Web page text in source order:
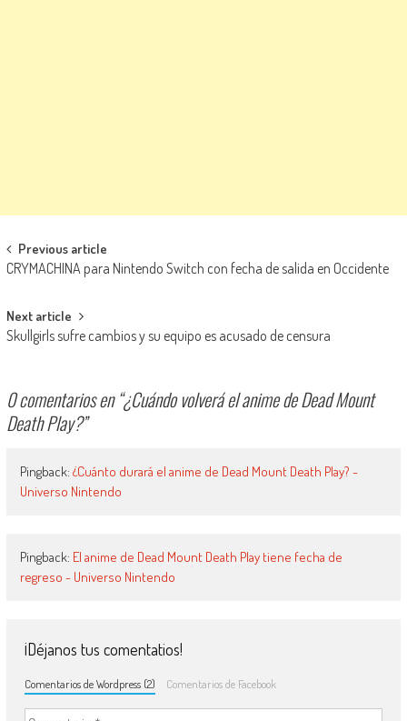
Navegación de entradas
Previous article
CRYMACHINA para Nintendo Switch con fecha de salida en Occidente
Next article
Skullgirls sufre cambios y su equipo es acusado de censura
0 comentarios en “¿Cuándo volverá el anime de Dead Mount
Death Play?”
Pingback: ¿Cuánto durará el anime de Dead Mount Death Play? -
Universo Nintendo
Pingback: El anime de Dead Mount Death Play tiene fecha de
regreso - Universo Nintendo
¡Déjanos tus comentatios!
Comentarios de Wordpress (2) Comentarios de Facebook